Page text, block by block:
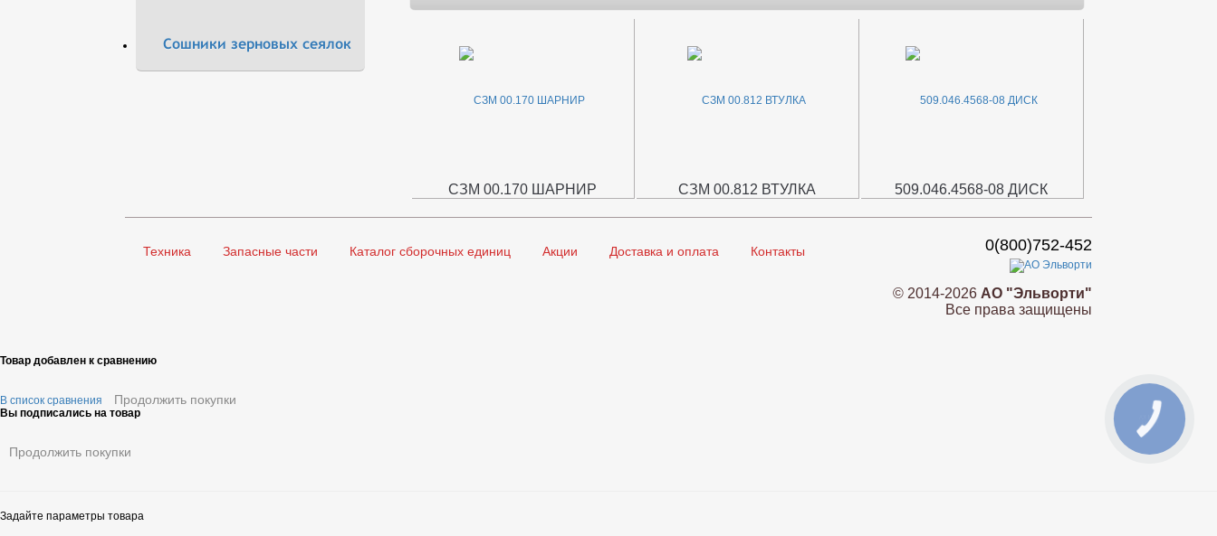
Сошники зерновых сеялок
СЗМ 00.170 ШАРНИР СЗМ 00.812 ВТУЛКА 509.046.4568-08 ДИСК
Техника Запасные части Каталог сборочных единиц Акции Доставка и оплата Контакты 0(800)752-452
© 2014-2026 АО "Эльворти"
Все права защищены
Товар добавлен к сравнению
В список сравнения Продолжить покупки
Вы подписались на товар
Продолжить покупки
Задайте параметры товара
КНОПКА
СВЯЗИ